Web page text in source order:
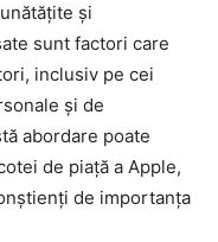
și
sunt factori care
inclusiv pe cei
și de
abordare poate
de piață a Apple,
de importanța